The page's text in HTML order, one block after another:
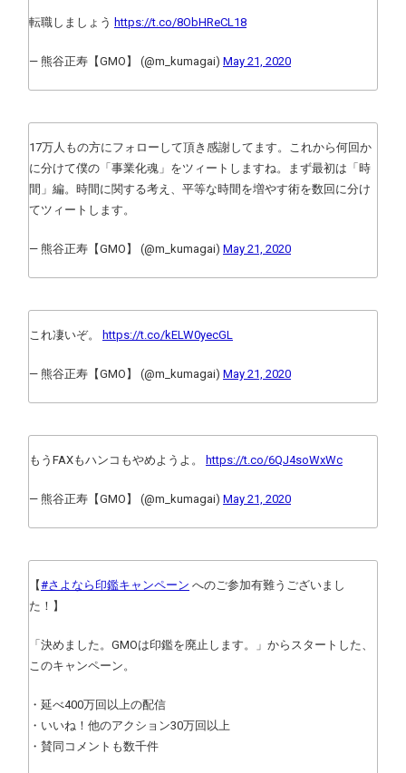
転職しましょう https://t.co/8ObHReCL18
— 熊谷正寿【GMO】 (@m_kumagai) May 21, 2020
17万人もの方にフォローして頂き感謝してます。これから何回か
に分けて僕の「事業化魂」をツィートしますね。まず最初は「時
間」編。時間に関する考え、平等な時間を増やす術を数回に分け
てツィートします。
— 熊谷正寿【GMO】 (@m_kumagai) May 21, 2020
これ凄いぞ。 https://t.co/kELW0yecGL
— 熊谷正寿【GMO】 (@m_kumagai) May 21, 2020
もうFAXもハンコもやめようよ。 https://t.co/6QJ4soWxWc
— 熊谷正寿【GMO】 (@m_kumagai) May 21, 2020
【#さよなら印鑑キャンペーン へのご参加有難うございまし
た！】
「決めました。GMOは印鑑を廃止します。」からスタートした、
このキャンペーン。
・延べ400万回以上の配信
・いいね！他のアクション30万回以上
・賛同コメントも数千件